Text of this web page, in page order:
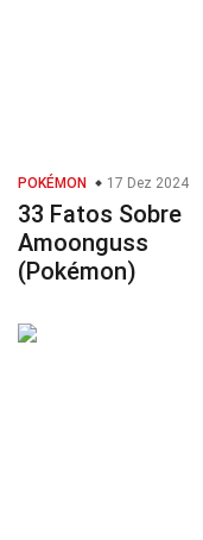
POKÉMON 17 Dez 2024
33 Fatos Sobre
Amoonguss
(Pokémon)